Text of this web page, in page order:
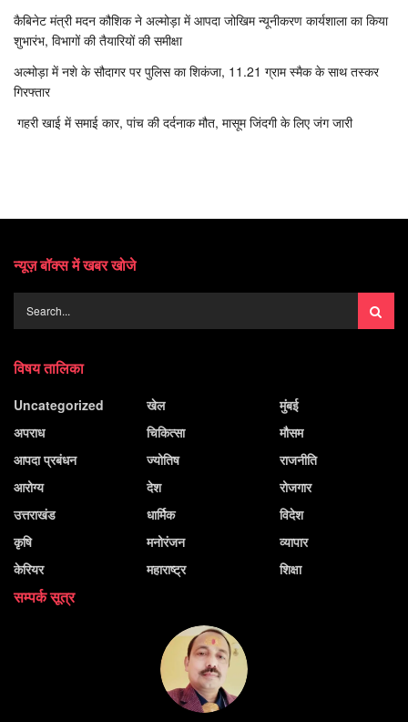
कैबिनेट मंत्री मदन कौशिक ने अल्मोड़ा में आपदा जोखिम न्यूनीकरण कार्यशाला का किया
शुभारंभ, विभागों की तैयारियों की समीक्षा
अल्मोड़ा में नशे के सौदागर पर पुलिस का शिकंजा, 11.21 ग्राम स्मैक के साथ तस्कर
गिरफ्तार
गहरी खाई में समाई कार, पांच की दर्दनाक मौत, मासूम जिंदगी के लिए जंग जारी
न्यूज़ बॉक्स में खबर खोजे
विषय तालिका
Uncategorized
अपराध
आपदा प्रबंधन
आरोग्य
उत्तराखंड
कृषि
केरियर
खेल
चिकित्सा
ज्योतिष
देश
धार्मिक
मनोरंजन
महाराष्ट्र
मुंबई
मौसम
राजनीति
रोजगार
विदेश
व्यापार
शिक्षा
सम्पर्क सूत्र